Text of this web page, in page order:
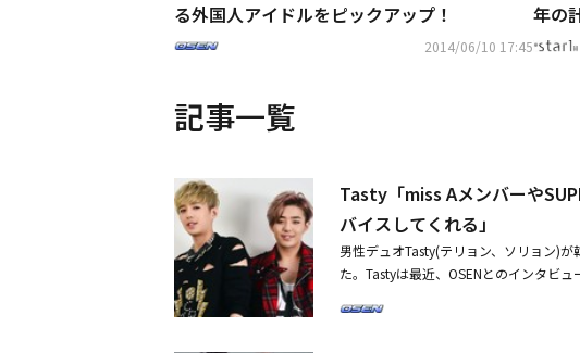
る外国人アイドルをピックアップ！
2014/06/10 17:45
年の
記事一覧
Tasty「miss Aメンバーや
バイスしてくれる」
男性デュオTasty(テリョン、ソリョン)
た。Tastyは最近、OSENとのインタビ
ています」と語った。同日Tastyは「時